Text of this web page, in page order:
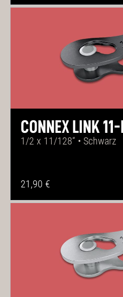
CONNEX LINK
1/2 x 11/128“ • Schwarz
21,90 €